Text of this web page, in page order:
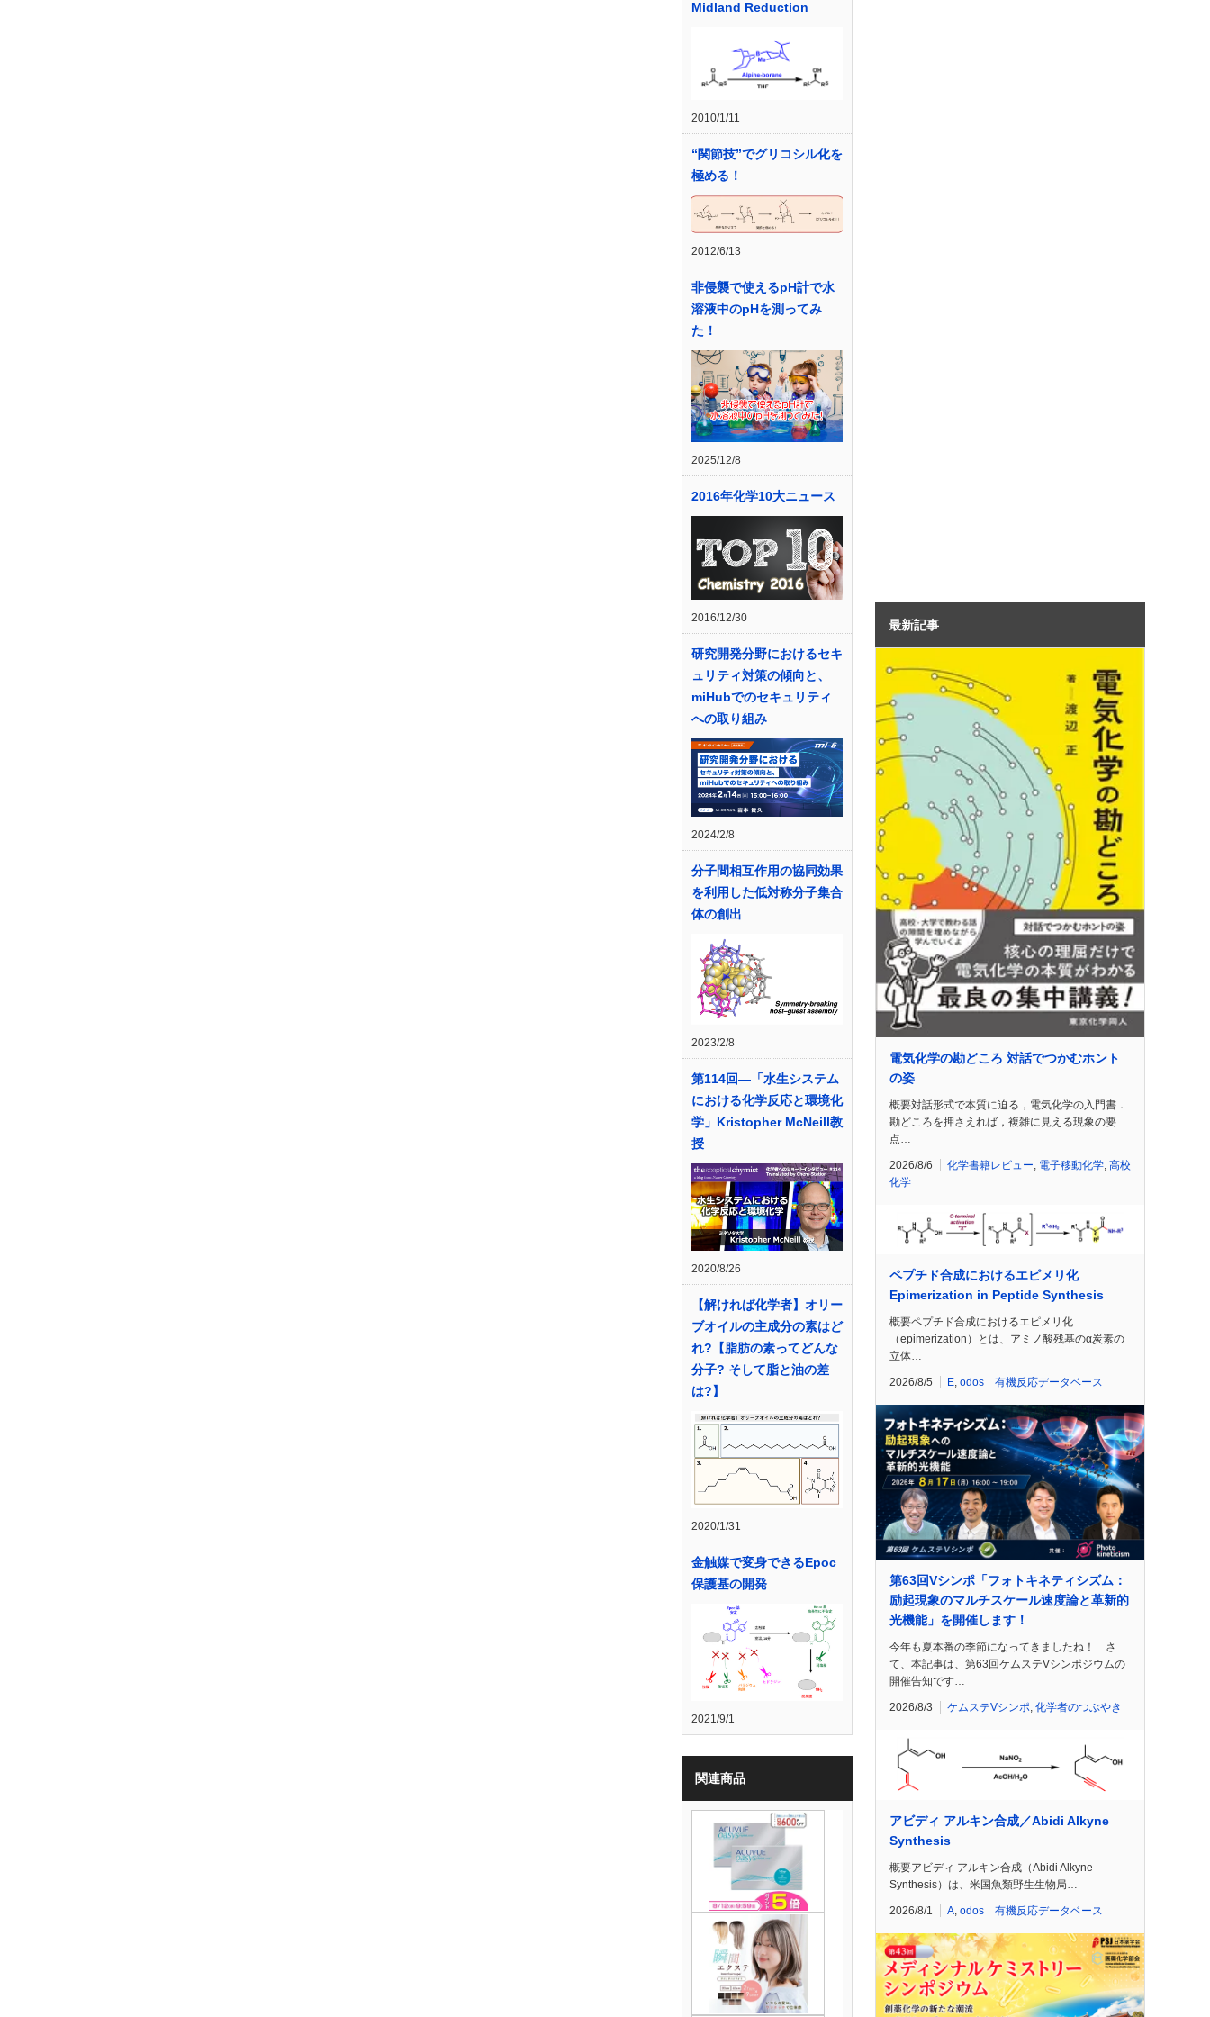
Midland Reduction
2010/1/11
“関節技”でグリコシル化を
極める！
2012/6/13
非侵襲で使えるpH計で水
溶液中のpHを測ってみ
た！
2025/12/8
2016年化学10大ニュース
2016/12/30
研究開発分野におけるセキ
ュリティ対策の傾向と、
miHubでのセキュリティ
への取り組み
2024/2/8
分子間相互作用の協同効果
を利用した低対称分子集合
体の創出
2023/2/8
第114回―「水生システム
における化学反応と環境化
学」Kristopher McNeill教
授
2020/8/26
【解ければ化学者】オリー
ブオイルの主成分の素はど
れ?【脂肪の素ってどんな
分子? そして脂と油の差
は?】
2020/1/31
金触媒で変身できるEpoc
保護基の開発
2021/9/1
関連商品
最新記事
電気化学の勘どころ 対話でつかむホント
の姿
概要対話形式で本質に迫る，電気化学の入門書．
勘どころを押さえれば，複雑に見える現象の要
点…
2026/8/6 化学書籍レビュー, 電子移動化学, 高校
化学
ペプチド合成におけるエピメリ化
Epimerization in Peptide Synthesis
概要ペプチド合成におけるエピメリ化
（epimerization）とは、アミノ酸残基のα炭素の
立体…
2026/8/5 E, odos 有機反応データベース
第63回Vシンポ「フォトキネティシズム：
励起現象のマルチスケール速度論と革新的
光機能」を開催します！
今年も夏本番の季節になってきましたね！ さ
て、本記事は、第63回ケムステVシンポジウムの
開催告知です…
2026/8/3 ケムステVシンポ 化学者のつぶやき
アビディ アルキン合成／Abidi Alkyne
Synthesis
概要アビディ アルキン合成（Abidi Alkyne
Synthesis）は、米国魚類野生生物局…
2026/8/1 A odos 有機反応データベース